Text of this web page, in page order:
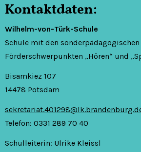
Kontaktdaten:
Wilhelm-von-Türk-Schule
Schule mit den sonderpädagogischen
Förderschwerpunkten „Hören“ und
Bisamkiez 107
14478 Potsdam
Telefon: 0331 289 70 40
Schulleiterin: Ulrike Kleissl